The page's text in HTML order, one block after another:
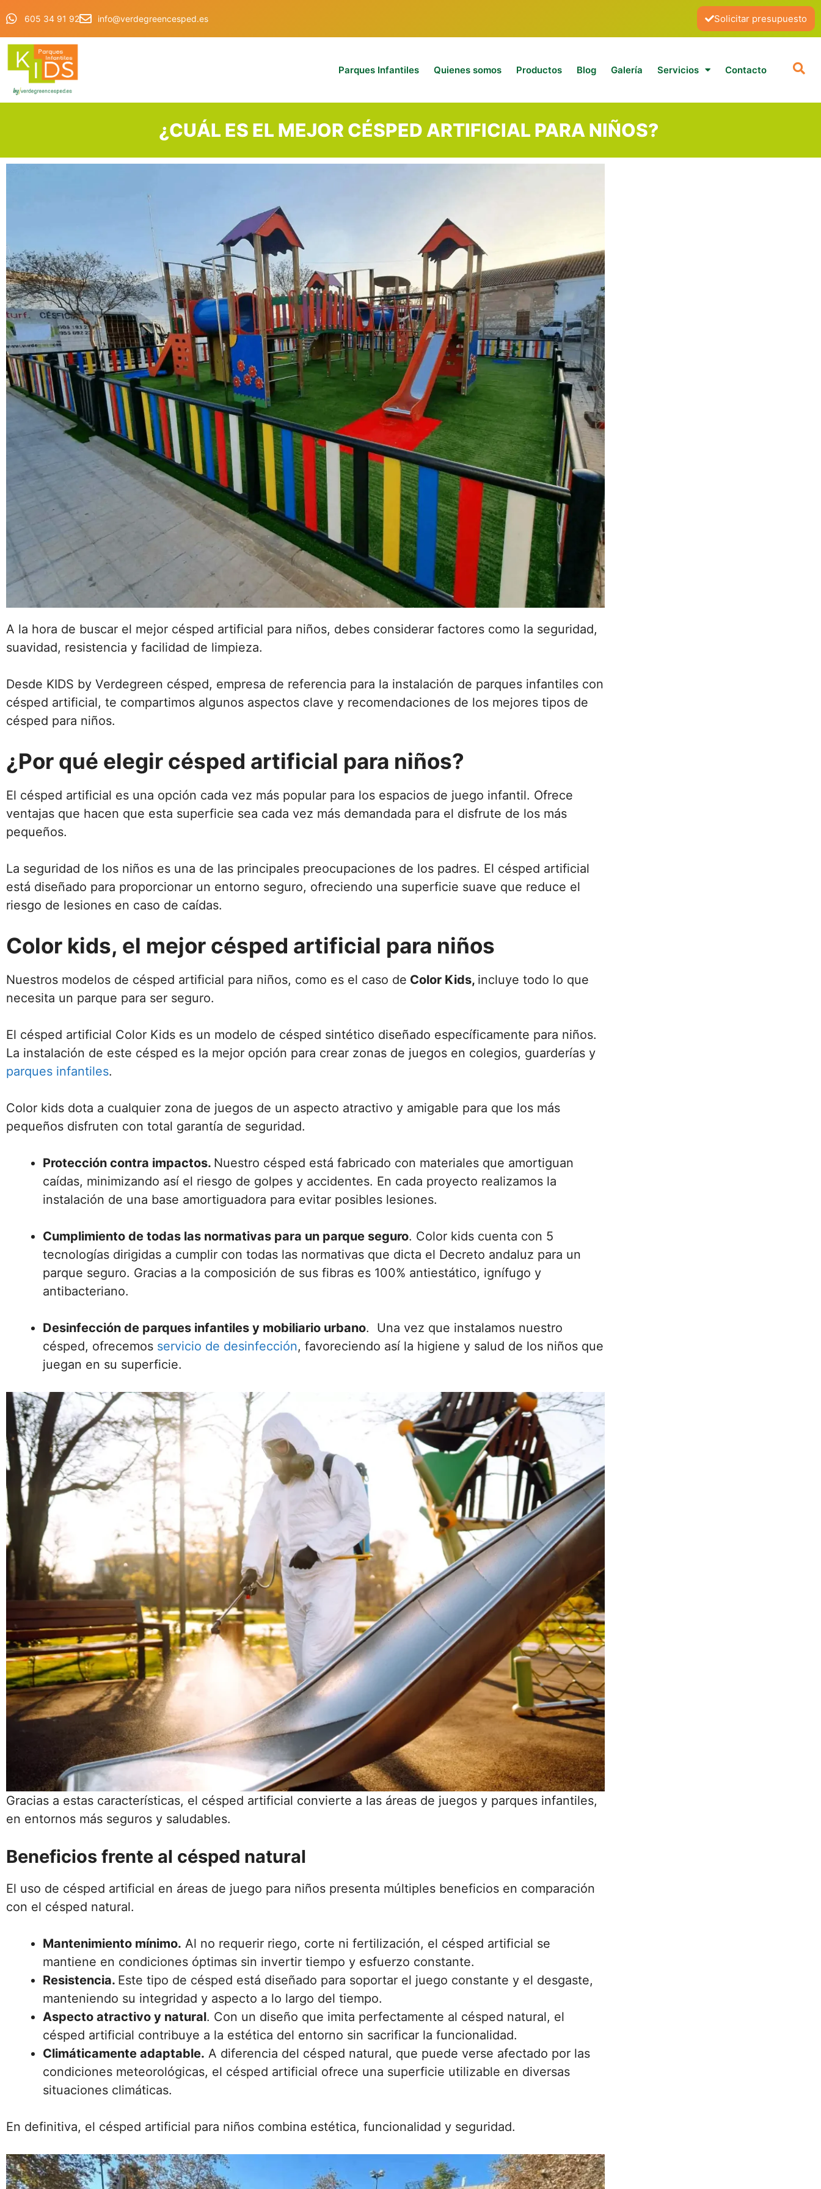
605 34 91 92 info@verdegreencesped.es Solicitar presupuesto
Parques Infantiles Quienes somos Productos Blog Galería Servicios Contacto
¿CUÁL ES EL MEJOR CÉSPED ARTIFICIAL PARA NIÑOS?
A la hora de buscar el mejor césped artificial para niños, debes considerar factores como la seguridad,
suavidad, resistencia y facilidad de limpieza.
Desde KIDS by Verdegreen césped, empresa de referencia para la instalación de parques infantiles con
césped artificial, te compartimos algunos aspectos clave y recomendaciones de los mejores tipos de
césped para niños.
¿Por qué elegir césped artificial para niños?
El césped artificial es una opción cada vez más popular para los espacios de juego infantil. Ofrece
ventajas que hacen que esta superficie sea cada vez más demandada para el disfrute de los más
pequeños.
La seguridad de los niños es una de las principales preocupaciones de los padres. El césped artificial
está diseñado para proporcionar un entorno seguro, ofreciendo una superficie suave que reduce el
riesgo de lesiones en caso de caídas.
Color kids, el mejor césped artificial para niños
Nuestros modelos de césped artificial para niños, como es el caso de Color Kids, incluye todo lo que
necesita un parque para ser seguro.
El césped artificial Color Kids es un modelo de césped sintético diseñado específicamente para niños.
La instalación de este césped es la mejor opción para crear zonas de juegos en colegios, guarderías y
parques infantiles.
Color kids dota a cualquier zona de juegos de un aspecto atractivo y amigable para que los más
pequeños disfruten con total garantía de seguridad.
Protección contra impactos. Nuestro césped está fabricado con materiales que amortiguan
caídas, minimizando así el riesgo de golpes y accidentes. En cada proyecto realizamos la
instalación de una base amortiguadora para evitar posibles lesiones.
Cumplimiento de todas las normativas para un parque seguro. Color kids cuenta con 5
tecnologías dirigidas a cumplir con todas las normativas que dicta el Decreto andaluz para un
parque seguro. Gracias a la composición de sus fibras es 100% antiestático, ignífugo y
antibacteriano.
Desinfección de parques infantiles y mobiliario urbano. Una vez que instalamos nuestro
césped, ofrecemos servicio de desinfección, favoreciendo así la higiene y salud de los niños que
juegan en su superficie.
Gracias a estas características, el césped artificial convierte a las áreas de juegos y parques infantiles,
en entornos más seguros y saludables.
Beneficios frente al césped natural
El uso de césped artificial en áreas de juego para niños presenta múltiples beneficios en comparación
con el césped natural.
Mantenimiento mínimo. Al no requerir riego, corte ni fertilización, el césped artificial se
mantiene en condiciones óptimas sin invertir tiempo y esfuerzo constante.
Resistencia. Este tipo de césped está diseñado para soportar el juego constante y el desgaste,
manteniendo su integridad y aspecto a lo largo del tiempo.
Aspecto atractivo y natural. Con un diseño que imita perfectamente al césped natural, el
césped artificial contribuye a la estética del entorno sin sacrificar la funcionalidad.
Climáticamente adaptable. A diferencia del césped natural, que puede verse afectado por las
condiciones meteorológicas, el césped artificial ofrece una superficie utilizable en diversas
situaciones climáticas.
En definitiva, el césped artificial para niños combina estética, funcionalidad y seguridad.